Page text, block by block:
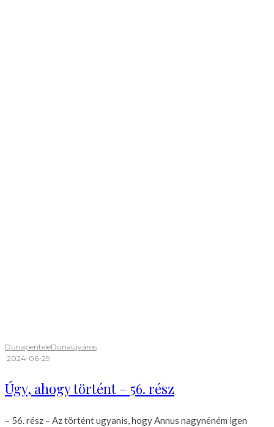
DunapenteleDunaújváros
·2024-06-29
Úgy, ahogy történt – 56. rész
– 56. rész – Az történt ugyanis, hogy Annus nagynéném igen